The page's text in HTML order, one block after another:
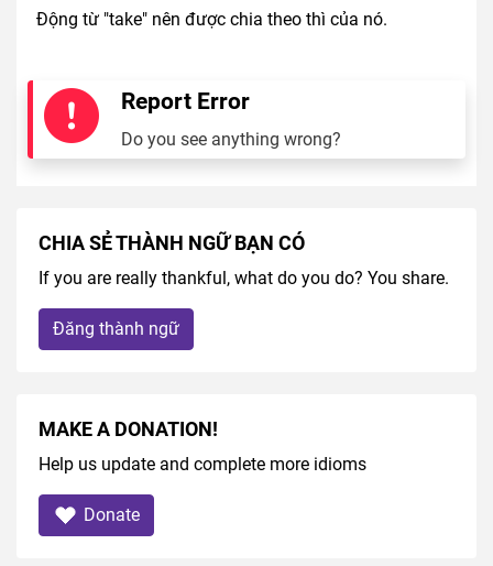
Động từ "take" nên được chia theo thì của nó.
Report Error
Do you see anything wrong?
CHIA SẺ THÀNH NGỮ BẠN CÓ
If you are really thankful, what do you do? You share.
Đăng thành ngữ
MAKE A DONATION!
Help us update and complete more idioms
Donate